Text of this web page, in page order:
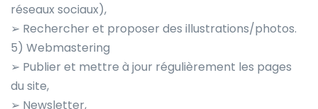
réseaux sociaux),
➢ Rechercher et proposer des illustrations/photos.
5) Webmastering
➢ Publier et mettre à jour régulièrement les pages
du site,
➢ Newsletter,